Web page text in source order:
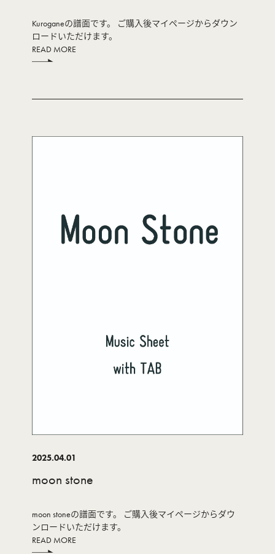
Kuroganeの譜面です。 ご購入後マイページからダウン
ロードいただけます。
READ MORE
2025.04.01
moon stone
moon stoneの譜面です。 ご購入後マイページからダウ
ンロードいただけます。
READ MORE